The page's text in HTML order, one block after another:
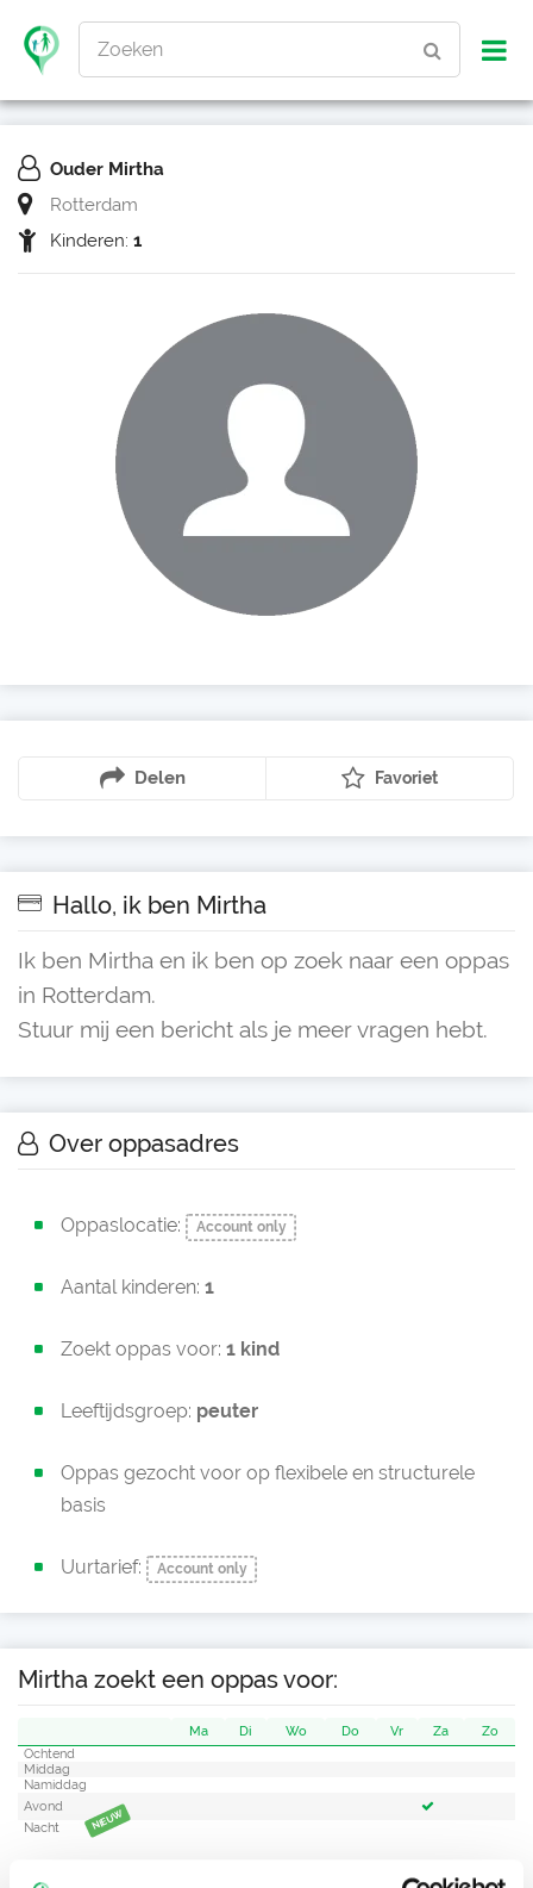
Zoeken
Ouder Mirtha
Rotterdam
Kinderen: 1
Delen Favoriet
Hallo, ik ben Mirtha
Ik ben Mirtha en ik ben op zoek naar een oppas
in Rotterdam.
Stuur mij een bericht als je meer vragen hebt.
Over oppasadres
Oppaslocatie: Account only
Aantal kinderen: 1
Zoekt oppas voor: 1 kind
Leeftijdsgroep: peuter
Oppas gezocht voor op flexibele en structurele
basis
Uurtarief: Account only
Mirtha zoekt een oppas voor:
Ma Di Wo Do Vr Za
Zo
Ochtend
Middag
Namiddag
Avond
Nacht
NIEUW